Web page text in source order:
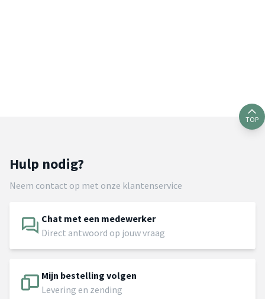
TOP
Hulp nodig?
Neem contact op met onze klantenservice
Chat met een medewerker
Direct antwoord op jouw vraag
Mijn bestelling volgen
Levering en zending